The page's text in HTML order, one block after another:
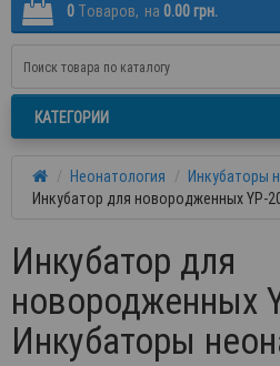
0 Tоваров, на 0.00 грн.
КАТЕГОРИИ
Неонатология
Инкубаторы
Инкубатор для новородженных YP-
Инкубатор для
новородженных
Инкубаторы